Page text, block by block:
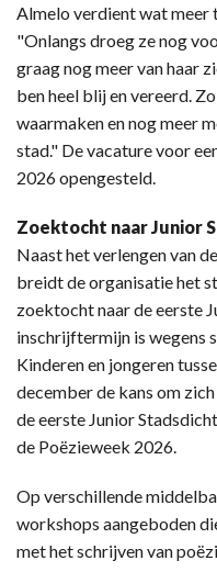
Almelo verdient wat meer
"Onlangs droeg ze nog
graag nog meer van haar
ben heel blij en vereerd.
waarmaken en nog meer
stad." De vacature voor
2026 opengesteld.
Zoektocht naar Junior
Naast het verlengen van
breidt de organisatie het
zoektocht naar de eerste
inschrijftermijn is wegens
Kinderen en jongeren
december de kans om
de eerste Junior
de Poëzieweek 2026.
Op verschillende
workshops aangeboden
met het schrijven van